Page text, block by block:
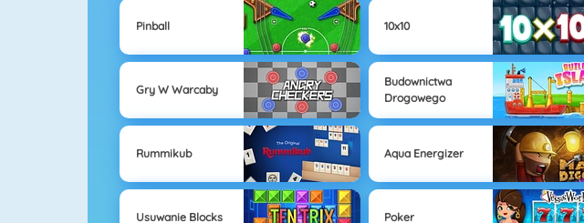
Pinball 10x10
Gry W Warcaby
Budownictwa
Drogowego
Rummikub Aqua Energizer
Usuwanie Blocks Poker